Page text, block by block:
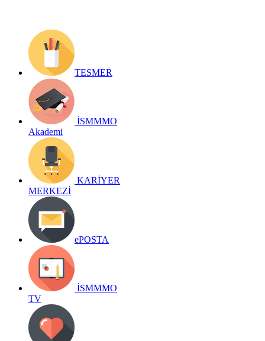
TESMER
İSMMMO
Akademi
KARİYER
MERKEZİ
ePOSTA
İSMMMO
TV